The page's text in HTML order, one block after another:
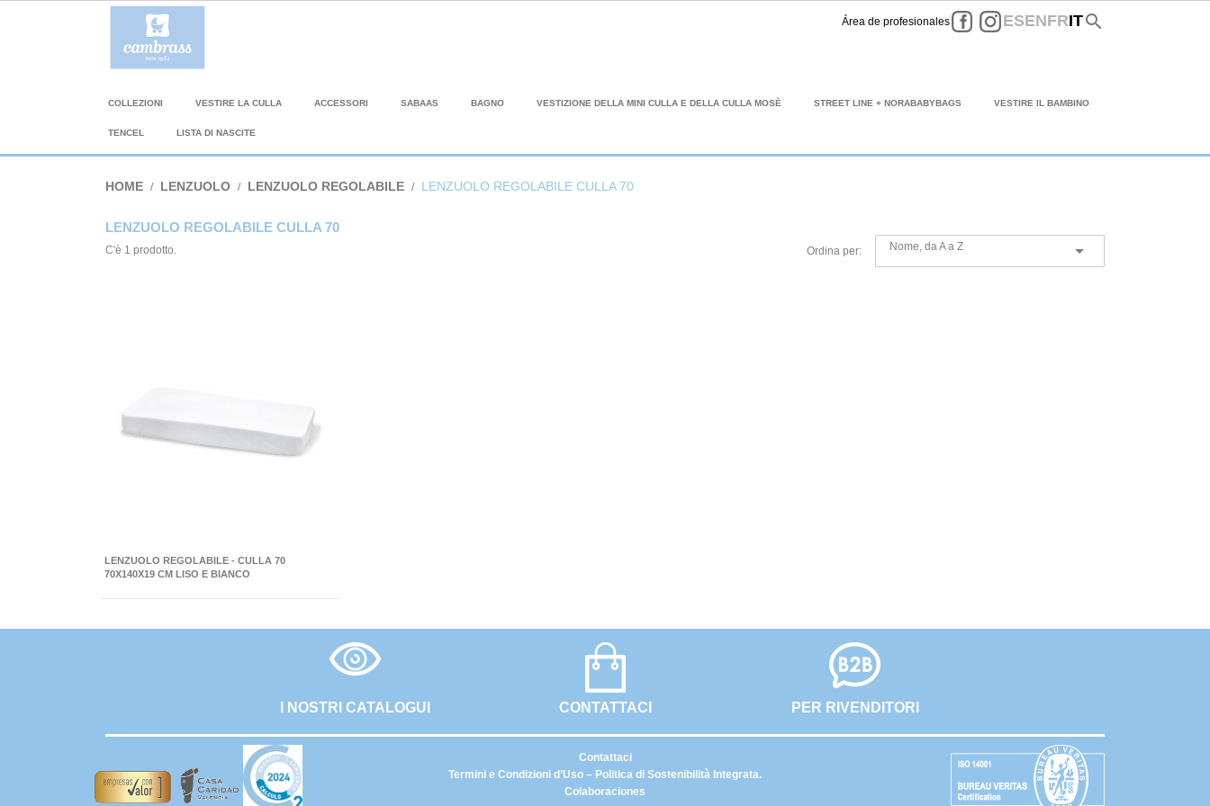
Área de profesionales FacebookInstagram
ESENFRITsearch
COLLEZIONI VESTIRE LA CULLA ACCESSORI SABAAS BAGNO VESTIZIONE DELLA MINI CULLA E DELLA CULLA MOSÈ STREET LINE + NORABABYBAGS VESTIRE IL BAMBINO
TENCEL LISTA DI NASCITE
HOME LENZUOLO LENZUOLO REGOLABILE LENZUOLO REGOLABILE CULLA 70
LENZUOLO REGOLABILE CULLA 70
C'è 1 prodotto. Ordina per: Nome, da A a Z 
LENZUOLO REGOLABILE - CULLA 70
70X140X19 CM LISO E BIANCO
I NOSTRI CATALOGUI CONTATTACI PER RIVENDITORI
Termini e Condizioni d’Uso – Politica di Sostenibilità Integrata.
Colaboraciones
Contattaci